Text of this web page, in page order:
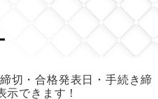
切・合格発表日・手続き締
示できます！